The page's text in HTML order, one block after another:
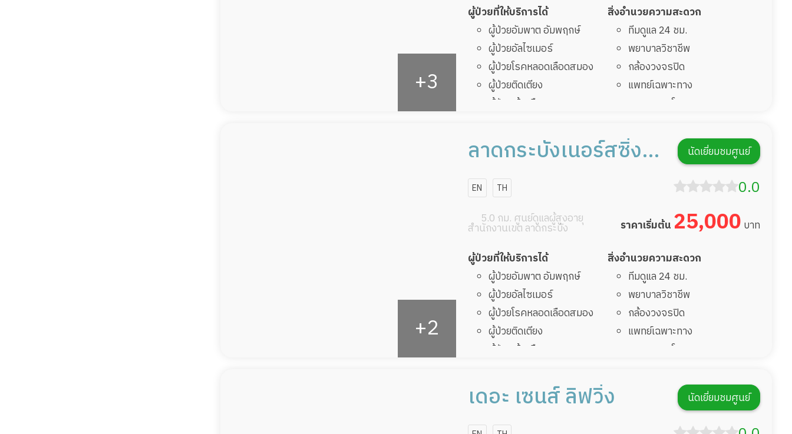
ผู้ป่วยที่ให้บริการได้
ผู้ป่วยอัมพาต อัมพฤกษ์
ผู้ป่วยอัลไซเมอร์
ผู้ป่วยโรคหลอดเลือดสมอง
ผู้ป่วยติดเตียง
ผู้ป่วยเส้นเลือดสมองแตก
ผู้ป่วยพักฟื้นหลังผ่าตัด
สิ่งอำนวยความสะดวก
ทีมดูแล 24 ชม.
พยาบาลวิชาชีพ
กล้องวงจรปิด
แพทย์เฉพาะทาง
อาหารตามโภชนาการ
กายภาพบำบัด
กิจกรรมนันทนาการ
รายงานข้อมูลสุขภาพ
นัดเยี่ยมชมศูนย์
ลาดกระบังเนอร์สซิ่ง
โฮม
EN TH 0.0
5.0 กม. ศูนย์ดูแลผู้สูงอายุ
สำนักงานเขต ลาดกระบัง ราคาเริ่มต้น 25,000 บาท
ผู้ป่วยที่ให้บริการได้
ผู้ป่วยอัมพาต อัมพฤกษ์
ผู้ป่วยอัลไซเมอร์
ผู้ป่วยโรคหลอดเลือดสมอง
ผู้ป่วยติดเตียง
ผู้ป่วยเส้นเลือดสมองแตก
ผู้ป่วยพักฟื้นหลังผ่าตัด
สิ่งอำนวยความสะดวก
ทีมดูแล 24 ชม.
พยาบาลวิชาชีพ
กล้องวงจรปิด
แพทย์เฉพาะทาง
อาหารตามโภชนาการ
กายภาพบำบัด
กิจกรรมนันทนาการ
รายงานข้อมูลสุขภาพ
นัดเยี่ยมชมศูนย์
เดอะ เซนส์ ลิฟวิ่ง